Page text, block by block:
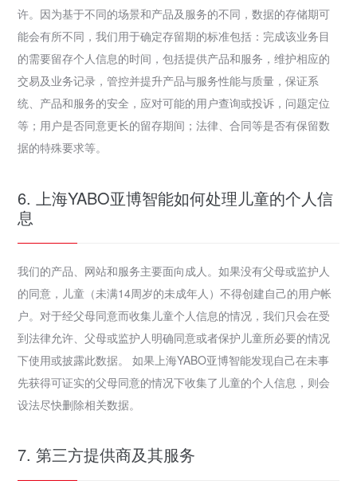
许。因为基于不同的场景和产品及服务的不同，数据的存储期可
能会有所不同，我们用于确定存留期的标准包括：完成该业务目
的需要留存个人信息的时间，包括提供产品和服务，维护相应的
交易及业务记录，管控并提升产品与服务性能与质量，保证系
统、产品和服务的安全，应对可能的用户查询或投诉，问题定位
等；用户是否同意更长的留存期间；法律、合同等是否有保留数
据的特殊要求等。
6. 上海YABO亚博智能如何处理儿童的个人信
息
我们的产品、网站和服务主要面向成人。如果没有父母或监护人
的同意，儿童（未满14周岁的未成年人）不得创建自己的用户帐
户。对于经父母同意而收集儿童个人信息的情况，我们只会在受
到法律允许、父母或监护人明确同意或者保护儿童所必要的情况
下使用或披露此数据。 如果上海YABO亚博智能发现自己在未事
先获得可证实的父母同意的情况下收集了儿童的个人信息，则会
设法尽快删除相关数据。
7. 第三方提供商及其服务